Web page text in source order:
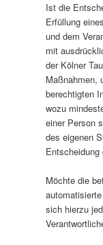
Ist die
Erfüllung
und dem
mit
der Kölner
Maßnahmen,
berechtigten
wozu
einer Person
des eigenen
Entscheidung
Möchte die
sich hierzu